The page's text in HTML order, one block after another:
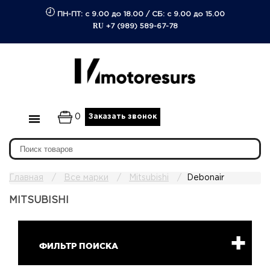
ПН-ПТ: с 9.00 до 18.00/ СБ: с 9.00 до 15.00
RU +7 (989) 589-67-78
0 Заказать звонок
Главная Все марки Mitsubishi Debonair
MITSUBISHI
ФИЛЬТР ПОИСКА